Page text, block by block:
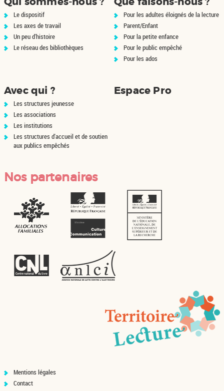
Le dispositif
Les axes de travail
Un peu d'histoire
Le réseau des bibliothèques
Pour les adultes éloignés de la lecture
Parent/Enfant
Pour la petite enfance
Pour le public empêché
Pour les ados
Avec qui ?
Les structures jeunesse
Les associations
Les institutions
Les structures d'accueil et de soutien
aux publics empêchés
Espace Pro
Nos partenaires
Mentions légales
Contact